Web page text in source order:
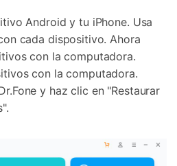
Android y tu iPhone. Usa
cada dispositivo. Ahora
con la computadora.
con la computadora.
y haz clic en "Restaurar